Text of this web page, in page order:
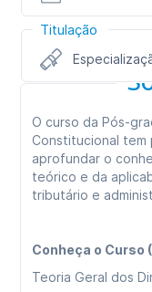
Titulação
O curso da Pós-
Constitucional
aprofundar o
teórico e da
tributário e
Conheça o Curso
Teoria Geral dos